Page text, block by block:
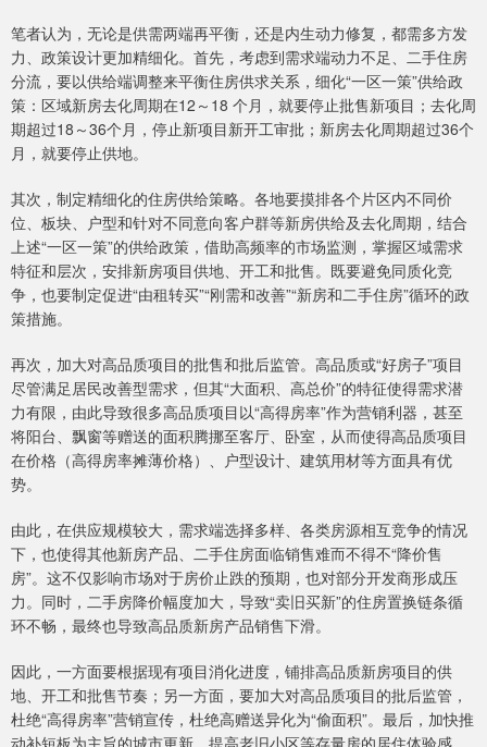
笔者认为，无论是供需两端再平衡，还是内生动力修复，都需多方发
力、政策设计更加精细化。首先，考虑到需求端动力不足、二手住房
分流，要以供给端调整来平衡住房供求关系，细化“一区一策”供给政
策：区域新房去化周期在12～18 个月，就要停止批售新项目；去化周
期超过18～36个月，停止新项目新开工审批；新房去化周期超过36个
月，就要停止供地。
其次，制定精细化的住房供给策略。各地要摸排各个片区内不同价
位、板块、户型和针对不同意向客户群等新房供给及去化周期，结合
上述“一区一策”的供给政策，借助高频率的市场监测，掌握区域需求
特征和层次，安排新房项目供地、开工和批售。既要避免同质化竞
争，也要制定促进“由租转买”“刚需和改善”“新房和二手住房”循环的政
策措施。
再次，加大对高品质项目的批售和批后监管。高品质或“好房子”项目
尽管满足居民改善型需求，但其“大面积、高总价”的特征使得需求潜
力有限，由此导致很多高品质项目以“高得房率”作为营销利器，甚至
将阳台、飘窗等赠送的面积腾挪至客厅、卧室，从而使得高品质项目
在价格（高得房率摊薄价格）、户型设计、建筑用材等方面具有优
势。
由此，在供应规模较大，需求端选择多样、各类房源相互竞争的情况
下，也使得其他新房产品、二手住房面临销售难而不得不“降价售
房”。这不仅影响市场对于房价止跌的预期，也对部分开发商形成压
力。同时，二手房降价幅度加大，导致“卖旧买新”的住房置换链条循
环不畅，最终也导致高品质新房产品销售下滑。
因此，一方面要根据现有项目消化进度，铺排高品质新房项目的供
地、开工和批售节奏；另一方面，要加大对高品质项目的批后监管，
杜绝“高得房率”营销宣传，杜绝高赠送异化为“偷面积”。最后，加快推
动补短板为主旨的城市更新，提高老旧小区等存量房的居住体验感。